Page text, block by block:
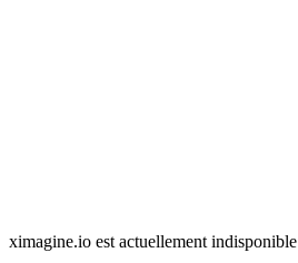
ximagine.io est actuellement indisponible